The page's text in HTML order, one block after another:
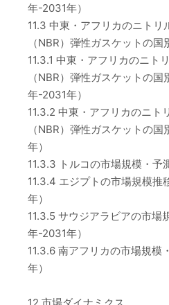
年-2031年）
11.3 中東・アフリカのニトリ
（NBR）弾性ガスケットの国
11.3.1 中東・アフリカのニト
（NBR）弾性ガスケットの
年-2031年）
11.3.2 中東・アフリカのニト
（NBR）弾性ガスケットの
年）
11.3.3 トルコの市場規模・予
11.3.4 エジプトの市場規模
年）
11.3.5 サウジアラビアの市場
年-2031年）
11.3.6 南アフリカの市場規模
年）